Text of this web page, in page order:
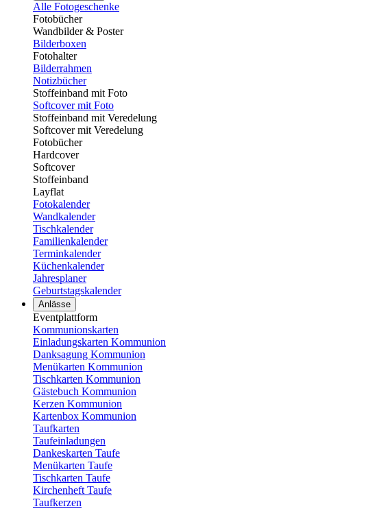
Alle Fotogeschenke
Fotobücher
Wandbilder & Poster
Bilderboxen
Fotohalter
Bilderrahmen
Notizbücher
Stoffeinband mit Foto
Softcover mit Foto
Stoffeinband mit Veredelung
Softcover mit Veredelung
Fotobücher
Hardcover
Softcover
Stoffeinband
Layflat
Fotokalender
Wandkalender
Tischkalender
Familienkalender
Terminkalender
Küchenkalender
Jahresplaner
Geburtstagskalender
Anlässe
Eventplattform
Kommunionskarten
Einladungskarten Kommunion
Danksagung Kommunion
Menükarten Kommunion
Tischkarten Kommunion
Gästebuch Kommunion
Kerzen Kommunion
Kartenbox Kommunion
Taufkarten
Taufeinladungen
Dankeskarten Taufe
Menükarten Taufe
Tischkarten Taufe
Kirchenheft Taufe
Taufkerzen